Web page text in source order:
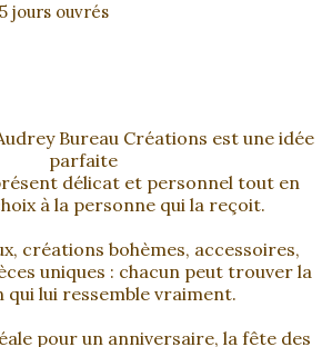
jours ouvrés
Bureau Créations est une idée
parfaite
délicat et personnel tout en
à la personne qui la reçoit.
créations bohèmes, accessoires,
uniques : chacun peut trouver la
qui lui ressemble vraiment.
pour un anniversaire, la fête des